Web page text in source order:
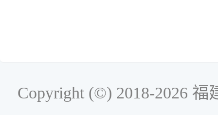
Copyright (©) 2018-2026